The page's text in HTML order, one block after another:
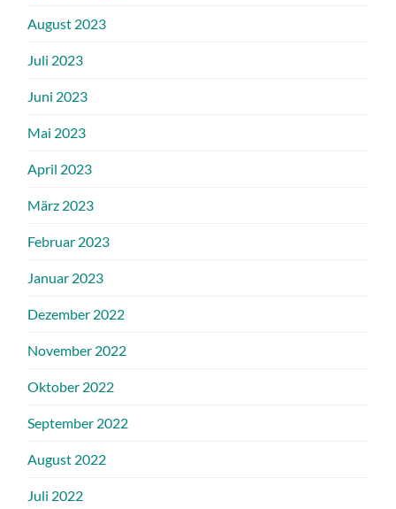
August 2023
Juli 2023
Juni 2023
Mai 2023
April 2023
März 2023
Februar 2023
Januar 2023
Dezember 2022
November 2022
Oktober 2022
September 2022
August 2022
Juli 2022